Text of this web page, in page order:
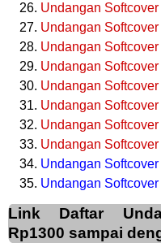
Undangan
Undangan
Undangan
Undangan
Undangan
Undangan
Undangan
Undangan
Undangan Softcover
Undangan Softcover
Link Daftar
Rp1300 sampai